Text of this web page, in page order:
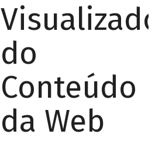
Visualizador
do
Conteúdo
da Web